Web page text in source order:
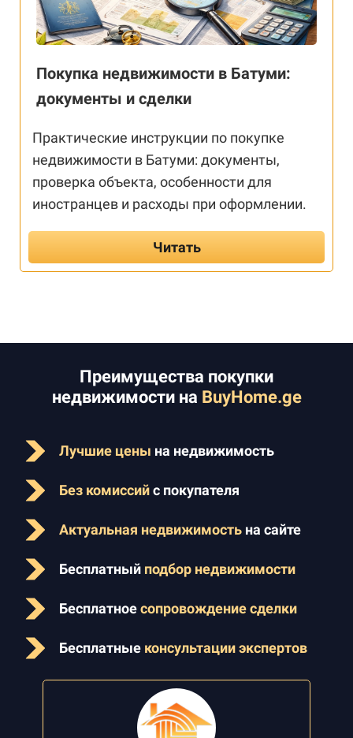
Покупка недвижимости в Батуми:
документы и сделки
Практические инструкции по покупке
недвижимости в Батуми: документы,
проверка объекта, особенности для
иностранцев и расходы при оформлении.
Читать
Преимущества покупки
недвижимости на BuyHome.ge
Лучшие цены на недвижимость
Без комиссийс покупателя
Актуальная недвижимость на сайте
Бесплатный подбор недвижимости
Бесплатноесопровождение сделки
Бесплатные консультации экспертов